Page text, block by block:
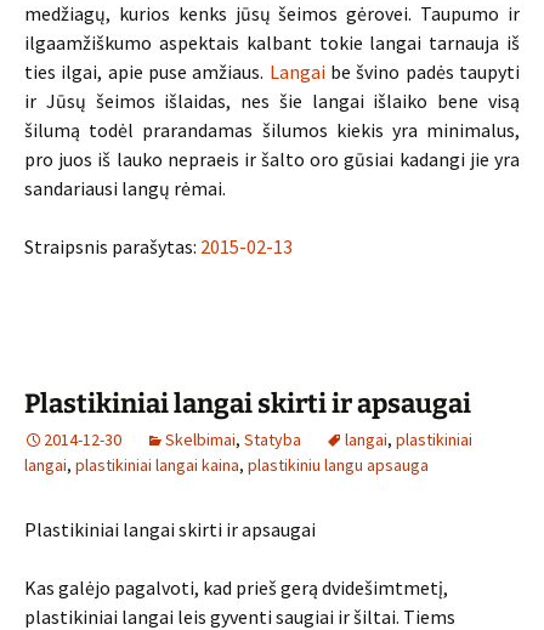
medžiagų, kurios kenks jūsų šeimos gėrovei. Taupumo ir
ilgaamžiškumo aspektais kalbant tokie langai tarnauja iš
ties ilgai, apie puse amžiaus. Langaibe švino padės taupyti
ir Jūsų šeimos išlaidas, nes šie langai išlaiko bene visą
šilumą todėl prarandamas šilumos kiekis yra minimalus,
pro juos iš lauko nepraeis ir šalto oro gūsiai kadangi jie yra
sandariausi langų rėmai.
Straipsnis parašytas: 2015-02-13
Plastikiniai langai skirti ir apsaugai
2014-12-30 Skelbimai, Statyba langai, plastikiniai
langai, plastikiniai langai kaina, plastikiniu langu apsauga
Plastikiniai langai skirti ir apsaugai
Kas galėjo pagalvoti, kad prieš gerą dvidešimtmetį,
plastikiniai langai leis gyventi saugiai ir šiltai. Tiems